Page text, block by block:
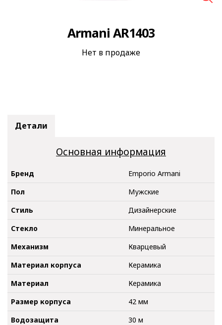
Armani AR1403
Нет в продаже
Детали
Основная информация
Бренд
Emporio Armani
Пол
Мужские
Стиль
Дизайнерские
Стекло
Минеральное
Механизм
Кварцевый
Материал корпуса
Керамика
Материал
Керамика
Размер корпуса
42 мм
Водозащита
30 м